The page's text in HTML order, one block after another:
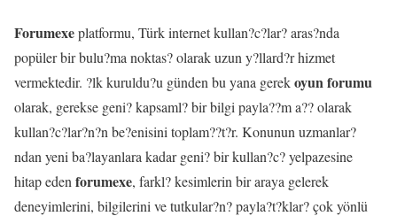
Forumexeplatformu, Türk internet kullan?c?lar? aras?nda
popüler bir bulu?ma noktas? olarak uzun y?llard?r hizmet
vermektedir. ?lk kuruldu?u günden bu yana gerekoyun forumu
olarak, gerekse geni? kapsaml? bir bilgi payla??m a?? olarak
kullan?c?lar?n?n be?enisini toplam??t?r. Konunun uzmanlar?
ndan yeni ba?layanlara kadar geni? bir kullan?c? yelpazesine
hitap eden forumexe, farkl? kesimlerin bir araya gelerek
deneyimlerini, bilgilerini ve tutkular?n? payla?t?klar? çok yönlü